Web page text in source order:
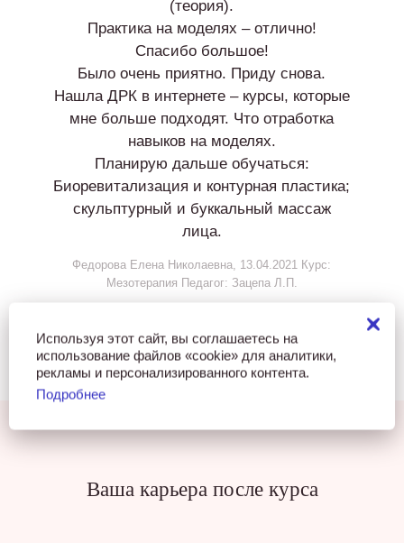
(теория).
Практика на моделях – отлично!
Спасибо большое!
Было очень приятно. Приду снова.
Нашла ДРК в интернете – курсы, которые
мне больше подходят. Что отработка
навыков на моделях.
Планирую дальше обучаться:
Биоревитализация и контурная пластика;
скульптурный и буккальный массаж
лица.
Федорова Елена Николаевна, 13.04.2021 Курс:
Мезотерапия Педагог: Зацепа Л.П.
Ваша карьера после курса
Используя этот сайт, вы соглашаетесь на
использование файлов «cookie» для аналитики,
рекламы и персонализированного контента.
Подробнее